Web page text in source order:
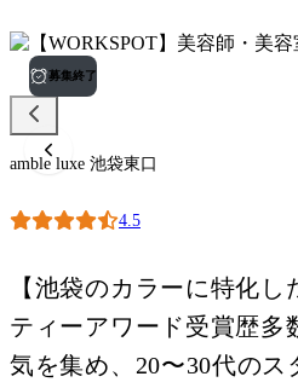
amble luxe 池
募集終了
amble luxe 池袋東口
4.5
【池袋のカラーに特化
ティーアワード受賞歴
気を集め、20〜30代の